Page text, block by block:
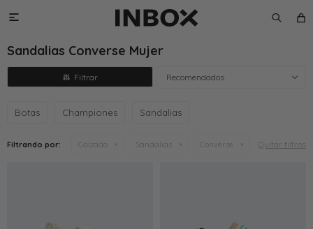

Sandalias Converse Mujer
Recomendados
Botas Championes Sandalias
Filtrando por: Calzado Sandalias Converse Quitar filtros